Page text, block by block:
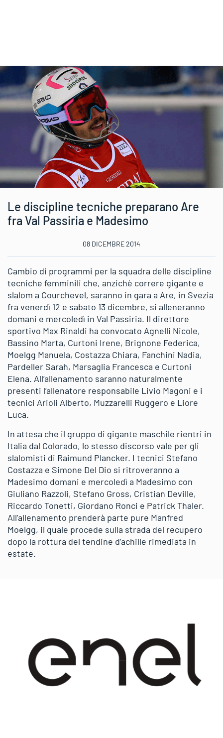
Le discipline tecniche preparano Are
fra Val Passiria e Madesimo
08 DICEMBRE 2014
Cambio di programmi per la squadra delle discipline
tecniche femminili che, anzichè correre gigante e
slalom a Courchevel, saranno in gara a Are, in Svezia
fra venerdì 12 e sabato 13 dicembre, si alleneranno
domani e mercoledì in Val Passiria. Il direttore
sportivo Max Rinaldi ha convocato Agnelli Nicole,
Bassino Marta, Curtoni Irene, Brignone Federica,
Moelgg Manuela, Costazza Chiara, Fanchini Nadia,
Pardeller Sarah, Marsaglia Francesca e Curtoni
Elena. All’allenamento saranno naturalmente
presenti l’allenatore responsabile Livio Magoni e i
tecnici Arioli Alberto, Muzzarelli Ruggero e Liore
Luca.
In attesa che il gruppo di gigante maschile rientri in
Italia dal Colorado, lo stesso discorso vale per gli
slalomisti di Raimund Plancker. I tecnici Stefano
Costazza e Simone Del Dio si ritroveranno a
Madesimo domani e mercoledì a Madesimo con
Giuliano Razzoli, Stefano Gross, Cristian Deville,
Riccardo Tonetti, Giordano Ronci e Patrick Thaler.
All’allenamento prenderà parte pure Manfred
Moelgg, il quale procede sulla strada del recupero
dopo la rottura del tendine d’achille rimediata in
estate.